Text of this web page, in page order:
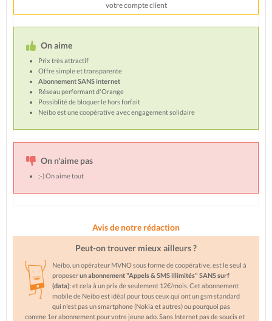
votre compte client
On aime
Prix très attractif
Offre simple et transparente
Abonnement SANS internet
Réseau performant d'Orange
Possiblité de bloquer le hors forfait
Neibo est une coopérative avec engagement solidaire
On n'aime pas
;-) On aime tout
Avis de notre rédaction
Peut-on trouver mieux ailleurs ?
Neibo, un opérateur MVNO sous forme de coopérative, est le seul à
proposerun abonnement "Appels & SMS illimités" SANS surf
(data): et cela à un prix de seulement 12€/mois. Cet abonnement
mobile de Neibo est idéal pour tous ceux qui ont un gsm standard
qui n'est pas un smartphone (Nokia et autres) ou pourquoi pas
comme 1er abonnement pour votre jeune ado. Sans Internet pas de soucis et